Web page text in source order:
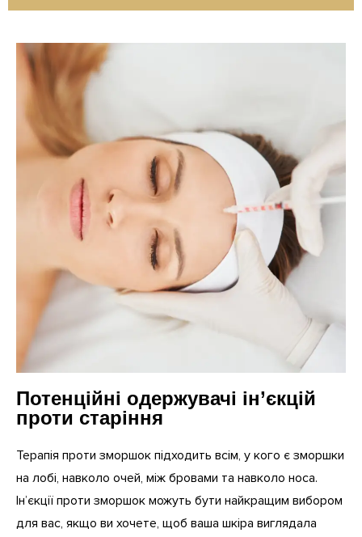
Потенційні одержувачі ін’єкцій
проти старіння
Терапія проти зморшок підходить всім, у кого є зморшки
на лобі, навколо очей, між бровами та навколо носа.
Ін’єкції проти зморшок можуть бути найкращим вибором
для вас, якщо ви хочете, щоб ваша шкіра виглядала